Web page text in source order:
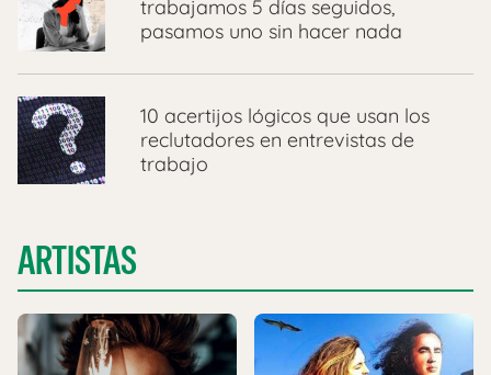
trabajamos 5 días seguidos,
pasamos uno sin hacer nada
10 acertijos lógicos que usan los
reclutadores en entrevistas de
trabajo
ARTISTAS